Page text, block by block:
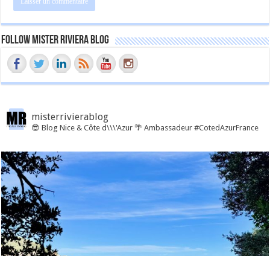
Follow Mister Riviera Blog
misterrivierablog
😎 Blog Nice & Côte d\\\'Azur 🌴 Ambassadeur #CotedAzurFrance